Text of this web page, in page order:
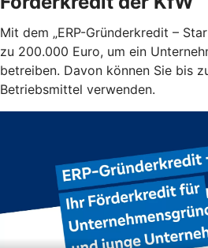
Mit dem „ERP-Gründerkredit –
zu 200.000 Euro, um ein
betreiben. Davon können Sie bis
Betriebsmittel verwenden.